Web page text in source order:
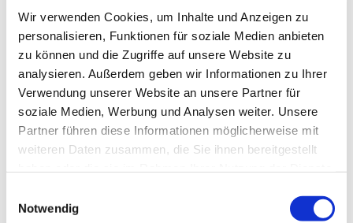
Wir verwenden Cookies, um Inhalte und Anzeigen zu
personalisieren, Funktionen für soziale Medien anbieten
zu können und die Zugriffe auf unsere Website zu
analysieren. Außerdem geben wir Informationen zu Ihrer
Verwendung unserer Website an unsere Partner für
soziale Medien, Werbung und Analysen weiter. Unsere
Partner führen diese Informationen möglicherweise mit
weiteren Daten zusammen, die Sie ihnen bereitgestellt
Notwendig